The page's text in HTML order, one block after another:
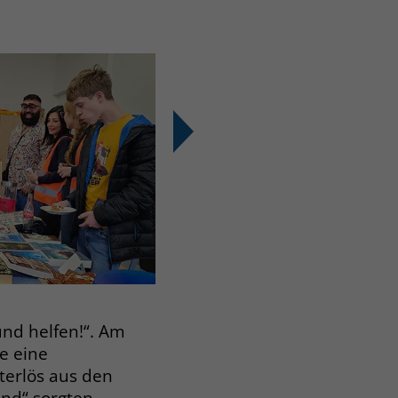
helfen!“. Am
eine
aus den